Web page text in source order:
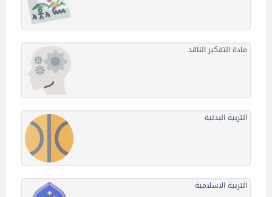
مادة التفكير الناقد
التربية البدنية
التربية الاسلامية